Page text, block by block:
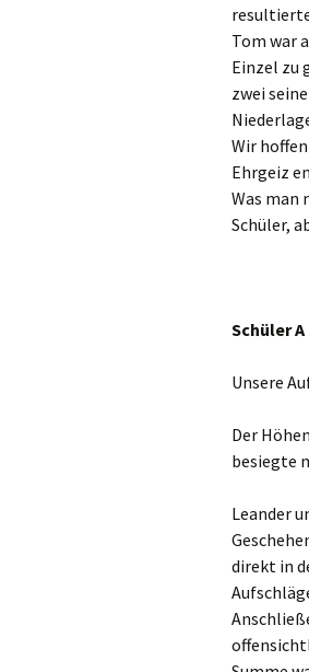
Tom war
Einzel zu
zwei
Wir
Ehrgeiz
Was man
Schüler,
Schüler
Unsere
Der
besiegte
Leander
direkt in